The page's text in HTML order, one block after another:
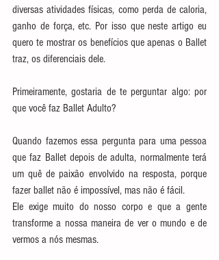
diversas atividades físicas, como perda de caloria,
ganho de força, etc. Por isso que neste artigo eu
quero te mostrar os benefícios que apenas o Ballet
traz, os diferenciais dele.
Primeiramente, gostaria de te perguntar algo: por
que você faz Ballet Adulto?
Quando fazemos essa pergunta para uma pessoa
que faz Ballet depois de adulta, normalmente terá
um quê de paixão envolvido na resposta, porque
fazer ballet não é impossível, mas não é fácil.
Ele exige muito do nosso corpo e que a gente
transforme a nossa maneira de ver o mundo e de
vermos a nós mesmas.